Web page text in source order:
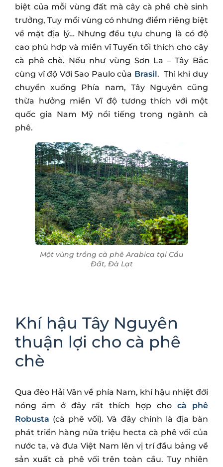
biệt của mỗi vùng đất mà cây cà phê chè sinh
trưởng, Tuy mổi vùng có nhưng điểm riêng biệt
về mặt địa lý… Nhưng đều tựu chung là có độ
cao phù hơp và miền vĩ Tuyến tối thích cho cây
cà phê chè. Nếu như vùng Sơn La – Tây Bắc
cùng vĩ độ Với Sao Paulo của Brasil. Thì khi duy
chuyển xuống Phía nam, Tây Nguyên cũng
thừa hưởng miền Vĩ độ tương thích với một
quốc gia Nam Mỹ nổi tiếng trong ngành cà
phê.
Một vùng trồng cà phê Arabica tại Cầu
Đất, Đà Lạt
Khí hậu Tây Nguyên
thuận lợi cho cà phê
chè
Qua đèo Hải Vân về phía Nam, khí hậu nhiệt đới
nóng ẩm ở đây rất thích hợp cho cà phê
Robusta (cà phê vối). Và đây chính là địa bàn
phát triển hàng nửa triệu hecta cà phê vối của
nước ta, và đưa Việt Nam lên vị trí đầu bảng về
sản xuất cà phê vối trên toàn cầu. Tuy nhiên